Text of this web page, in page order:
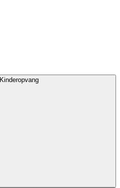
Kinderopvang